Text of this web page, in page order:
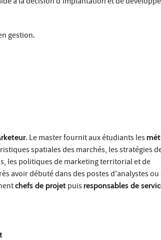
gestion.
. Le master fournit aux étudiants les
spatiales des marchés, les stratégies
les politiques de marketing territorial et de
avoir débuté dans des postes d'analystes ou
chefs de projet puis responsables de